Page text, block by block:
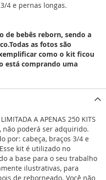
4 e pernas longas.
de bebês reborn, sendo a
as fotos são
como o kit ficou
está comprando uma
A APENAS 250 KITS
não poderá ser adquirido.
por: cabeça, braços 3/4 e
kit é utilizado no
a base para o seu trabalho
ilustrativas, para
de reborneado. Você não